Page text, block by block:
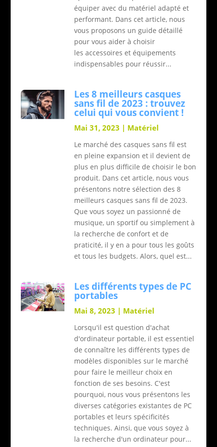
équiper avec du matériel adapté et
performant. Dans cet article, nous
vous proposons un guide détaillé
pour vous aider à choisir
les accessoires et équipements
indispensables pour réussir...
Les 8 meilleurs casques
sans fil de 2023 : trouvez
celui qui vous convient !
Mai 31, 2023 | Matériel
Le marché des casques sans fil est
en pleine expansion et il devient de
plus en plus difficile de choisir le bon
produit. Dans cet article, nous vous
présentons notre sélection des 8
meilleurs casques sans fil de 2023.
Que vous soyez un passionné de
musique, un sportif ou simplement à
la recherche de confort et de
praticité, il y en a pour tous les goûts
et tous les budgets. Alors, quel est...
Les différents types de PC
portables
Mai 8, 2023 | Matériel
Lorsqu'il est question d'achat
d'ordinateur portable, il est essentiel
de connaître les différents types de
modèles disponibles sur le marché
pour faire le meilleur choix en
fonction de ses besoins. C'est
pourquoi, nous vous présentons les
diverses catégories existantes de PC
portables et leurs spécificités
techniques. Ainsi, que vous soyez à
la recherche d'un ordinateur pour...